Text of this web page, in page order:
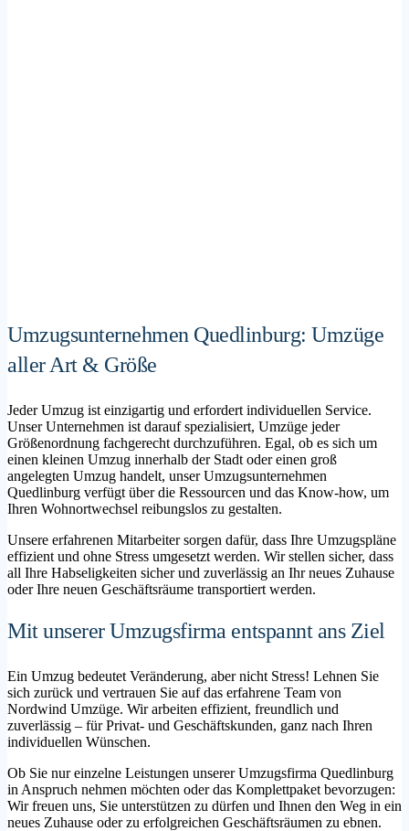
Umzugsunternehmen Quedlinburg: Umzüge
aller Art & Größe
Jeder Umzug ist einzigartig und erfordert individuellen Service.
Unser Unternehmen ist darauf spezialisiert, Umzüge jeder
Größenordnung fachgerecht durchzuführen. Egal, ob es sich um
einen kleinen Umzug innerhalb der Stadt oder einen groß
angelegten Umzug handelt, unser Umzugsunternehmen
Quedlinburg verfügt über die Ressourcen und das Know-how, um
Ihren Wohnortwechsel reibungslos zu gestalten.
Unsere erfahrenen Mitarbeiter sorgen dafür, dass Ihre Umzugspläne
effizient und ohne Stress umgesetzt werden. Wir stellen sicher, dass
all Ihre Habseligkeiten sicher und zuverlässig an Ihr neues Zuhause
oder Ihre neuen Geschäftsräume transportiert werden.
Mit unserer Umzugsfirma entspannt ans Ziel
Ein Umzug bedeutet Veränderung, aber nicht Stress! Lehnen Sie
sich zurück und vertrauen Sie auf das erfahrene Team von
Nordwind Umzüge. Wir arbeiten effizient, freundlich und
zuverlässig – für Privat- und Geschäftskunden, ganz nach Ihren
individuellen Wünschen.
Ob Sie nur einzelne Leistungen unserer Umzugsfirma Quedlinburg
in Anspruch nehmen möchten oder das Komplettpaket bevorzugen:
Wir freuen uns, Sie unterstützen zu dürfen und Ihnen den Weg in ein
neues Zuhause oder zu erfolgreichen Geschäftsräumen zu ebnen.